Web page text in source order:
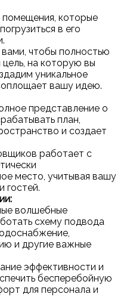
которые
в его
чтобы полностью
на которую вы
уникальное
вашу идею.
представление о
план,
и создает
работает с
место, учитывая вашу
гостей.
волшебные
схему подвода
и другие важные
эффективности и
бесперебойную
для персонала и